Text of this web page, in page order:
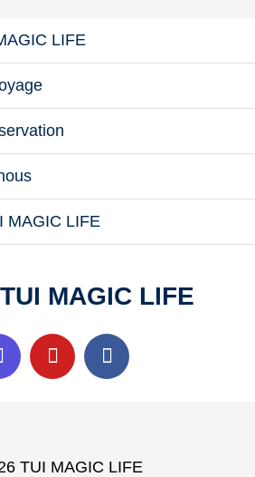
LIFE
MAGIC LIFE
MAGIC LIFE
TUI MAGIC LIFE